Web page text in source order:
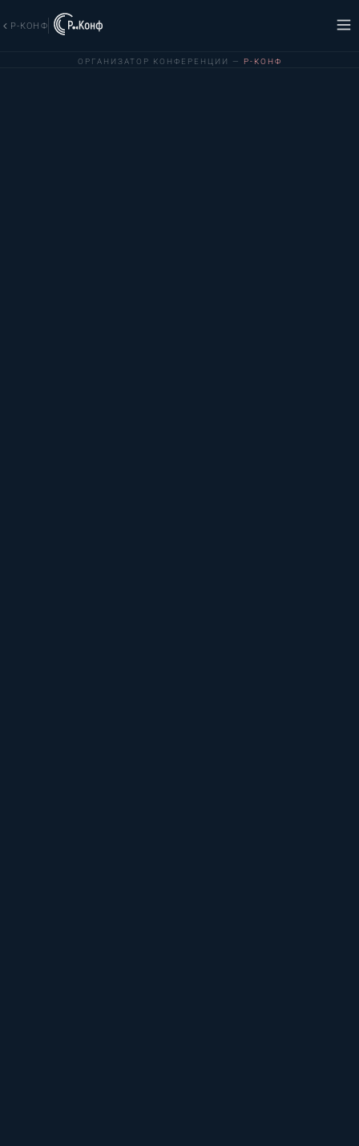
Р-КОНФ
ОРГАНИЗАТОР КОНФЕРЕНЦИИ — Р-КОНФ